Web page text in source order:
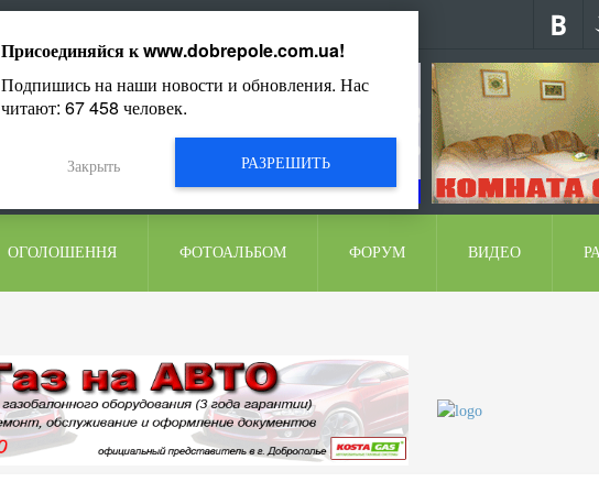
ОГОЛОШЕННЯ ФОТОАЛЬБОМ ФОРУМ ВИДЕО
Присоединяйся кwww.dobrepole.com.ua!
Подпишись на наши новости и обновления. Нас
читают: 67 458 человек.
РАЗРЕШИТЬ
Закрыть